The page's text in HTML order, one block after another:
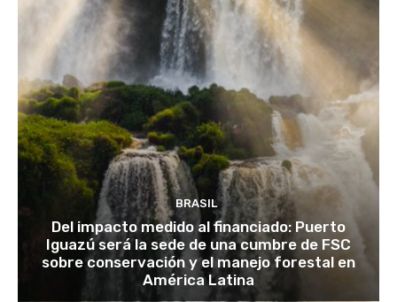
BRASIL
Del impacto medido al financiado: Puerto
Iguazú será la sede de una cumbre de FSC
sobre conservación y el manejo forestal en
América Latina